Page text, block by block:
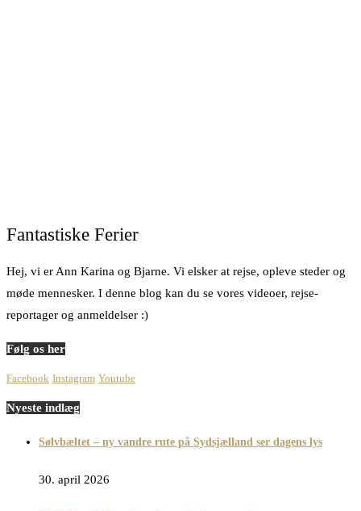
Fantastiske Ferier
Hej, vi er Ann Karina og Bjarne. Vi elsker at rejse, opleve steder og
møde mennesker. I denne blog kan du se vores videoer, rejse-
reportager og anmeldelser :)
Følg os her
Facebook Instagram Youtube
Nyeste indlæg
Sølvbæltet – ny vandre rute på Sydsjælland ser dagens lys
30. april 2026